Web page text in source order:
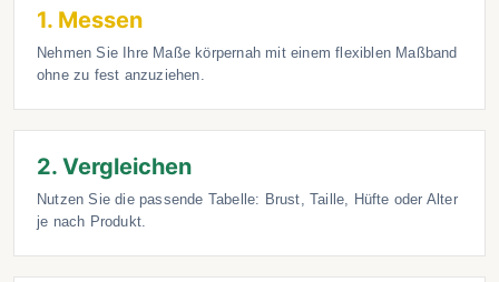
1. Messen
Nehmen Sie Ihre Maße körpernah mit einem flexiblen Maßband
ohne zu fest anzuziehen.
2. Vergleichen
Nutzen Sie die passende Tabelle: Brust, Taille, Hüfte oder Alter
je nach Produkt.